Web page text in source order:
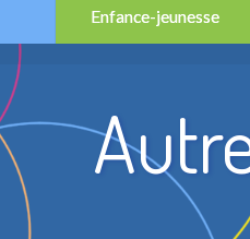
Enfance-jeunesse